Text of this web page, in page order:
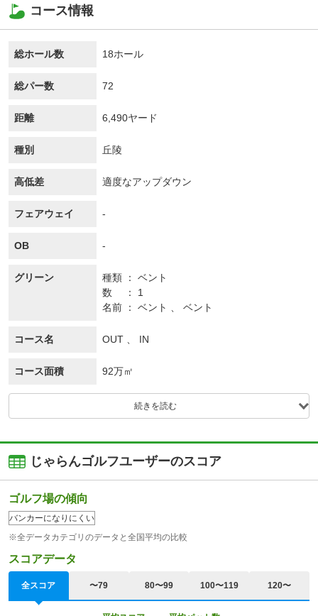
コース情報
総ホール数 18ホール
総パー数 72
距離 6,490ヤード
種別 丘陵
高低差 適度なアップダウン
フェアウェイ -
OB -
グリーン 種類
ベント
数
1
名前
ベント 、 ベント
コース名 OUT 、 IN
コース面積 92万㎡
続きを読む
じゃらんゴルフユーザーのスコア
ゴルフ場の傾向
バンカーになりにくい
※全データカテゴリのデータと全国平均の比較
スコアデータ
全スコア 〜79 80〜99 100〜119 120〜